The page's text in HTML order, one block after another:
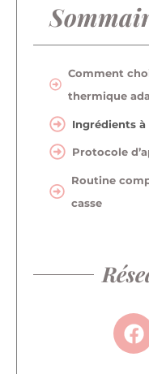
Comment
thermique
Ingrédients
Protocole
Routine
casse